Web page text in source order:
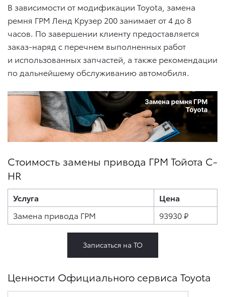
В зависимости от модификации Toyota, замена
ремня ГРМ Ленд Крузер 200 занимает от 4 до 8
часов. По завершении клиенту предоставляется
заказ-наряд с перечнем выполненных работ
и использованных запчастей, а также рекомендации
по дальнейшему обслуживанию автомобиля.
Стоимость замены привода ГРМ Тойота C-
HR
Услуга
Цена
Замена привода ГРМ
93930 ₽
Записаться на ТО
Ценности Официального сервиса Toyota